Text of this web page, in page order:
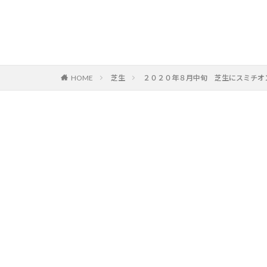
HOME 芝生 ２０２０年８月中旬 芝生にスミチオ